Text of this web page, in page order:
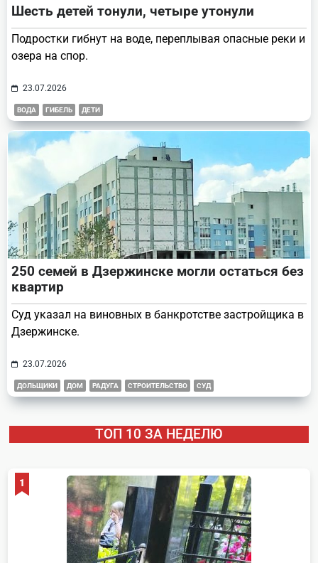
Шесть детей тонули, четыре утонули
Подростки гибнут на воде, переплывая опасные реки и
озера на спор.
23.07.2026
ВОДА ГИБЕЛЬ ДЕТИ
250 семей в Дзержинске могли остаться без
квартир
Суд указал на виновных в банкротстве застройщика в
Дзержинске.
23.07.2026
ДОЛЬЩИКИ ДОМ РАДУГА СТРОИТЕЛЬСТВО СУД
ТОП 10 ЗА НЕДЕЛЮ